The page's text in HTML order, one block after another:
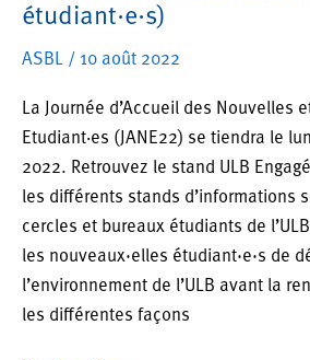
étudiant·e·s)
ASBL / 10 août 2022
La Journée d’Accueil des Nouvelles
Etudiant‧es (JANE22) se tiendra le
2022. Retrouvez le stand ULB
les différents stands d’informations
cercles et bureaux étudiants de
les nouveaux·elles étudiant·e·s de
l’environnement de l’ULB avant la
les différentes façons